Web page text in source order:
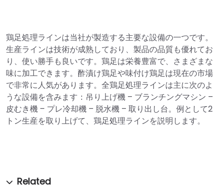
鶏足処理ラインは当社が製造する主要な設備の一つです。
生産ラインは技術が成熟しており、製品の品質も優れてお
り、使い勝手も良いです。鶏足は栄養豊富で、さまざまな
味に加工できます。酢漬け鶏足や味付け鶏足は現在の市場
で非常に人気があります。全鶏足処理ラインは主に次のよ
うな設備を含みます：吊り上げ機 – ブランチングマシン –
皮むき機 – プレ冷却機 – 脱水機 – 取り出し台。例として2
トン生産を取り上げて、鶏足処理ラインを説明します。